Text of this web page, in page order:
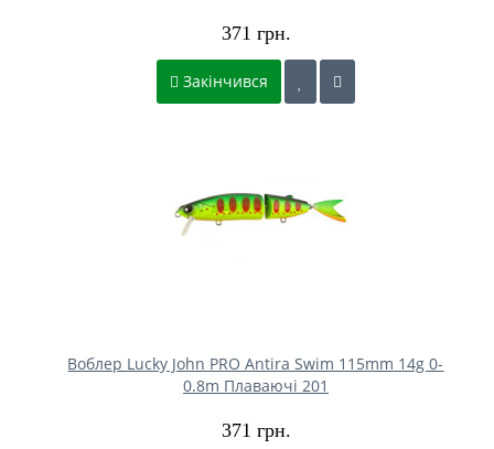
371 грн.
Закінчився
Воблер Lucky John PRO Antira Swim 115mm 14g 0-
0.8m Плаваючі 201
371 грн.